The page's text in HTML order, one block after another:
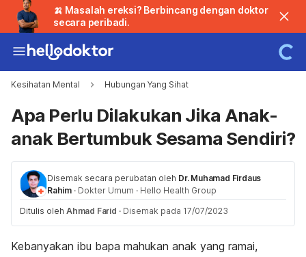
🍌 Masalah ereksi? Berbincang dengan doktor
secara peribadi.
Kesihatan Mental Hubungan Yang Sihat
Apa Perlu Dilakukan Jika Anak-
anak Bertumbuk Sesama Sendiri?
Disemak secara perubatan oleh Dr. Muhamad Firdaus
Rahim · Dokter Umum · Hello Health Group
Ditulis oleh Ahmad Farid · Disemak pada 17/07/2023
Kebanyakan ibu bapa mahukan anak yang ramai,